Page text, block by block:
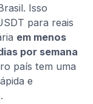
Isso
para reais
em menos
por semana
país tem uma
e